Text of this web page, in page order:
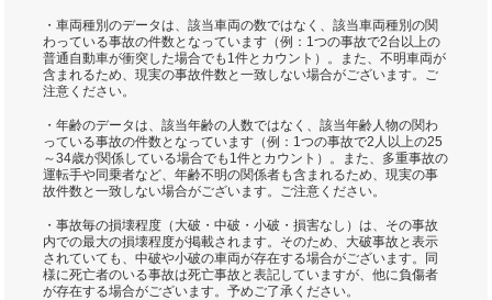
・車両種別のデータは、該当車両の数ではなく、該当車両種別の関
わっている事故の件数となっています（例：1つの事故で2台以上の
普通自動車が衝突した場合でも1件とカウント）。また、不明車両が
含まれるため、現実の事故件数と一致しない場合がございます。ご
注意ください。
・年齢のデータは、該当年齢の人数ではなく、該当年齢人物の関わ
っている事故の件数となっています（例：1つの事故で2人以上の25
～34歳が関係している場合でも1件とカウント）。また、多重事故の
運転手や同乗者など、年齢不明の関係者も含まれるため、現実の事
故件数と一致しない場合がございます。ご注意ください。
・事故毎の損壊程度（大破・中破・小破・損害なし）は、その事故
内での最大の損壊程度が掲載されます。そのため、大破事故と表示
されていても、中破や小破の車両が存在する場合がございます。同
様に死亡者のいる事故は死亡事故と表記していますが、他に負傷者
が存在する場合がございます。予めご了承ください。